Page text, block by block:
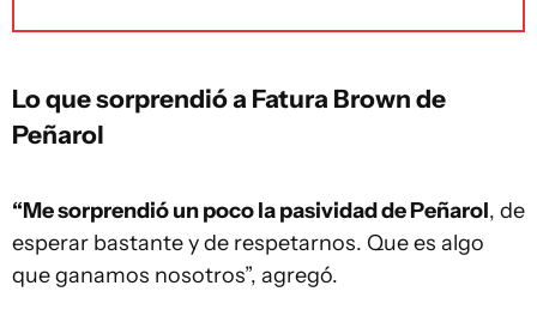
Lo que sorprendió a Fatura Brown de
Peñarol
“Me sorprendió un poco la pasividad de Peñarol, de
esperar bastante y de respetarnos. Que es algo
que ganamos nosotros”, agregó.